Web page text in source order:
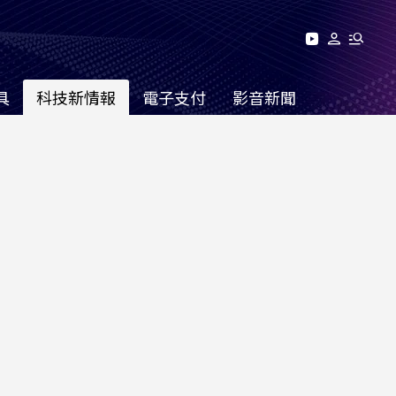
科技新情報 電子支付 影音新聞